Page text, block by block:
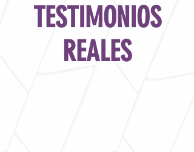
TESTIMONIOS
REALES